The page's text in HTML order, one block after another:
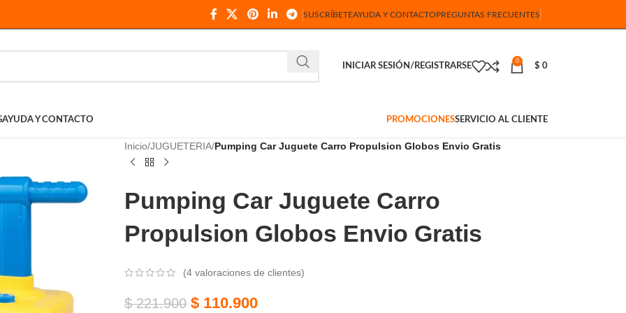
SUSCRÍBETEAYUDA Y CONTACTOPREGUNTAS FRECUENTES
INICIAR SESIÓN/REGISTRARSE
0
$ 0
AYUDA Y CONTACTO PROMOCIONESSERVICIO AL CLIENTE
Inicio JUGUETERIA Pumping Car Juguete Carro Propulsion Globos Envio Gratis
Pumping Car Juguete Carro
Propulsion Globos Envio Gratis
(4valoraciones de clientes)
$221.900 $110.900